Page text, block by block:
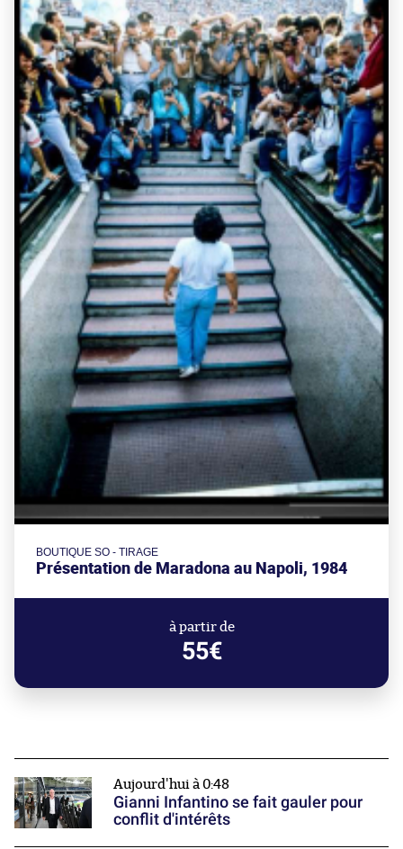
BOUTIQUE SO - TIRAGE
Présentation de Maradona au Napoli, 1984
à partir de
55€
Aujourd'hui à 0:48
Gianni Infantino se fait gauler pour
conflit d'intérêts